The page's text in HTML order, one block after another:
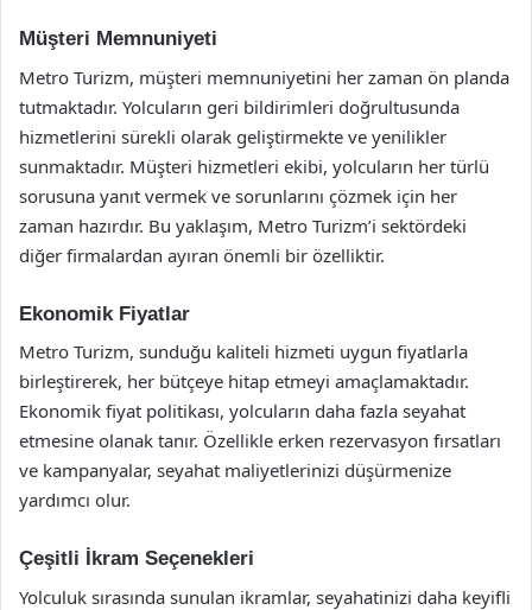
Müşteri Memnuniyeti
Metro Turizm, müşteri memnuniyetini her zaman ön planda
tutmaktadır. Yolcuların geri bildirimleri doğrultusunda
hizmetlerini sürekli olarak geliştirmekte ve yenilikler
sunmaktadır. Müşteri hizmetleri ekibi, yolcuların her türlü
sorusuna yanıt vermek ve sorunlarını çözmek için her
zaman hazırdır. Bu yaklaşım, Metro Turizm’i sektördeki
diğer firmalardan ayıran önemli bir özelliktir.
Ekonomik Fiyatlar
Metro Turizm, sunduğu kaliteli hizmeti uygun fiyatlarla
birleştirerek, her bütçeye hitap etmeyi amaçlamaktadır.
Ekonomik fiyat politikası, yolcuların daha fazla seyahat
etmesine olanak tanır. Özellikle erken rezervasyon fırsatları
ve kampanyalar, seyahat maliyetlerinizi düşürmenize
yardımcı olur.
Çeşitli İkram Seçenekleri
Yolculuk sırasında sunulan ikramlar, seyahatinizi daha keyifli